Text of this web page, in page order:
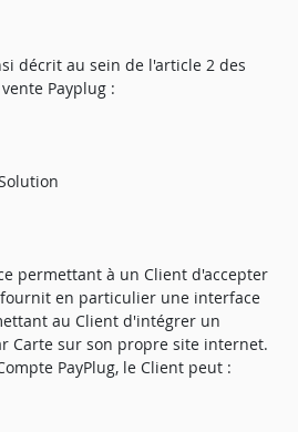
décrit au sein de l'article 2 des
Payplug :
permettant à un Client d'accepter
en particulier une interface
au Client d'intégrer un
Carte sur son propre site internet.
PayPlug, le Client peut :